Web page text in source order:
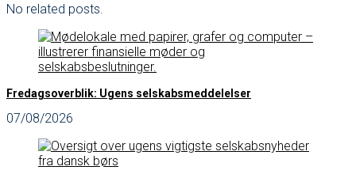
No related posts.
Fredagsoverblik: Ugens selskabsmeddelelser
07/08/2026